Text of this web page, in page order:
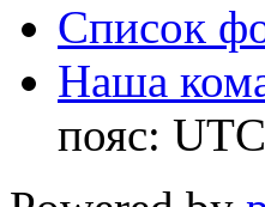
Список
Наша
пояс: